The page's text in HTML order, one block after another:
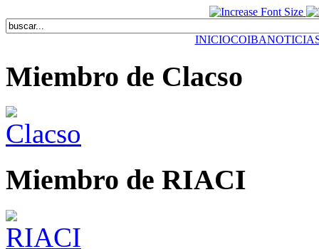
INICIOCOIBA
Miembro de Clacso
Miembro de RIACI